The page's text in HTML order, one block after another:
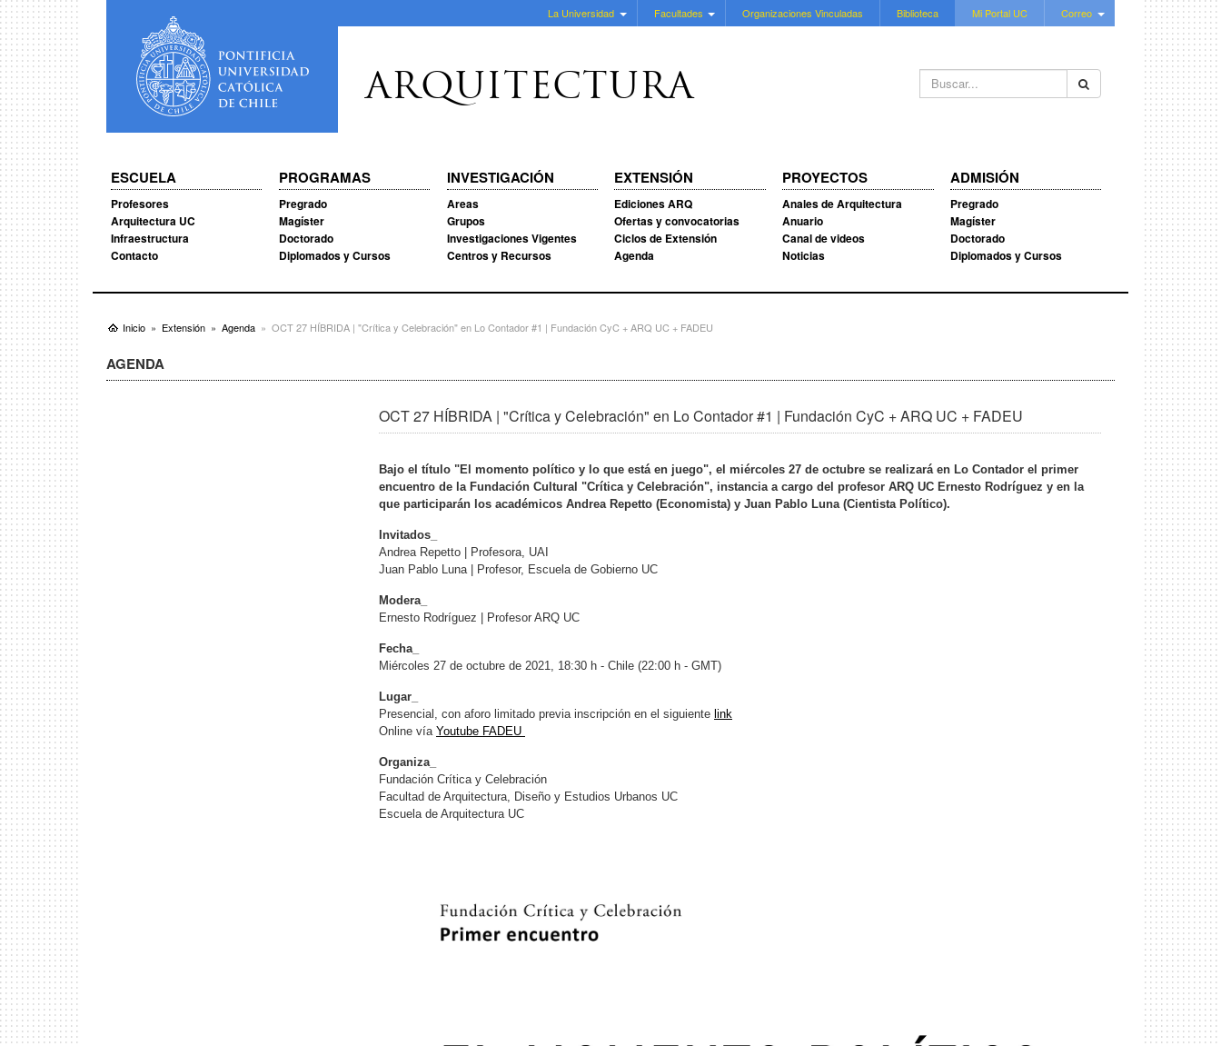
La Universidad Facultades Organizaciones Vinculadas Biblioteca Mi Portal UC Correo
Buscar...
ARQUITECTURA
ESCUELA
Profesores
Arquitectura UC
Infraestructura
Contacto
PROGRAMAS
Pregrado
Magíster
Doctorado
Diplomados y Cursos
INVESTIGACIÓN
Areas
Grupos
Investigaciones Vigentes
Centros y Recursos
EXTENSIÓN
Ediciones ARQ
Ofertas y convocatorias
Ciclos de Extensión
Agenda
PROYECTOS
Anales de Arquitectura
Anuario
Canal de videos
Noticias
ADMISIÓN
Pregrado
Magíster
Doctorado
Diplomados y Cursos
Inicio Extensión Agenda OCT 27 HÍBRIDA | "Crítica y Celebración" en Lo Contador #1 | Fundación CyC + ARQ UC + FADEU
AGENDA
OCT 27 HÍBRIDA | "Crítica y Celebración" en Lo Contador #1 | Fundación CyC + ARQ UC + FADEU
Bajo el título "El momento político y lo que está en juego", el miércoles 27 de octubre se realizará en Lo Contador el primer
encuentro de la Fundación Cultural "Crítica y Celebración", instancia a cargo del profesor ARQ UC Ernesto Rodríguez y en la
que participarán los académicos Andrea Repetto (Economista) y Juan Pablo Luna (Cientista Político).
Invitados_
Andrea Repetto | Profesora, UAI
Juan Pablo Luna | Profesor, Escuela de Gobierno UC
Modera_
Ernesto Rodríguez | Profesor ARQ UC
Fecha_
Miércoles 27 de octubre de 2021, 18:30 h - Chile (22:00 h - GMT)
Lugar_
Presencial, con aforo limitado previa inscripción en el siguiente link
Online vía Youtube FADEU
Organiza_
Fundación Crítica y Celebración
Facultad de Arquitectura, Diseño y Estudios Urbanos UC
Escuela de Arquitectura UC